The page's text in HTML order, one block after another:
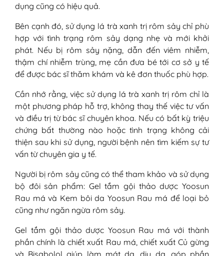
dụng cũng có hiệu quả.
Bên cạnh đó, sử dụng lá trà xanh trị rôm sảy chỉ phù
hợp với tình trạng rôm sảy dạng nhẹ và mới khởi
phát. Nếu bị rôm sảy nặng, dẫn đến viêm nhiễm,
thậm chí nhiễm trùng, mẹ cần đưa bé tới cơ sở y tế
để được bác sĩ thăm khám và kê đơn thuốc phù hợp.
Cần nhớ rằng, việc sử dụng lá trà xanh trị rôm chỉ là
một phương pháp hỗ trợ, không thay thế việc tư vấn
và điều trị từ bác sĩ chuyên khoa. Nếu có bất kỳ triệu
chứng bất thường nào hoặc tình trạng không cải
thiện sau khi sử dụng, người bệnh nên tìm kiếm sự tư
vấn từ chuyên gia y tế.
Người bị rôm sảy cũng có thể tham khảo và sử dụng
bộ đôi sản phẩm: Gel tắm gội thảo dược Yoosun
Rau má và Kem bôi da Yoosun Rau má để loại bỏ
cũng như ngăn ngừa rôm sảy.
Gel tắm gội thảo dược Yoosun Rau má với thành
phần chính là chiết xuất Rau má, chiết xuất Củ gừng